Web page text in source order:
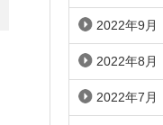
2022年9月
2022年8月
2022年7月